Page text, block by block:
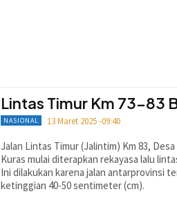
Lintas Timur Km 73-83
NASIONAL 13 Maret 2025 -09:40
Jalan Lintas Timur (Jalintim) Km 83,
Kuras mulai diterapkan rekayasa lalu
Ini dilakukan karena jalan antarprovinsi
ketinggian 40-50 sentimeter (cm).